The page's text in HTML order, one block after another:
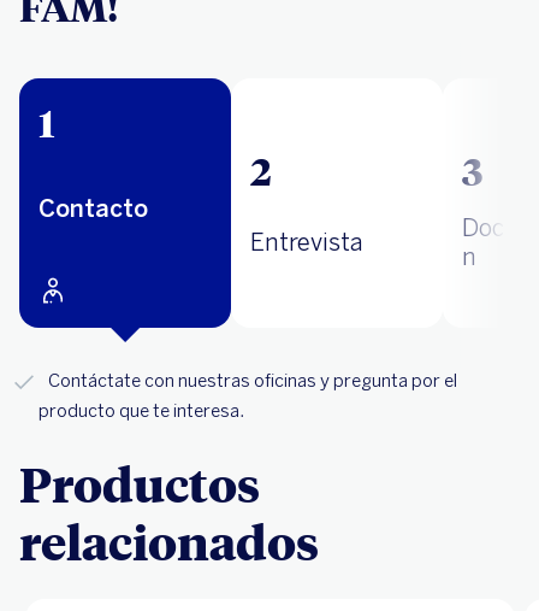
1
Contacto
2
Entrevista
3
n
Contáctate con nuestras oficinas y pregunta por el
producto que te interesa.
Productos
relacionados